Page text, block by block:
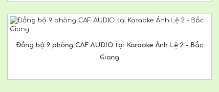
Đồng bộ 9 phòng CAF AUDIO tại Karaoke Ánh Lệ 2 - Bắc
Giang